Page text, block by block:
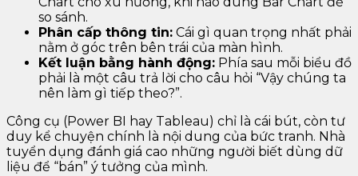
so sánh.
Phân cấp thông tin: Cái gì quan trọng nhất phải
nằm ở góc trên bên trái của màn hình.
Kết luận bằng hành động: Phía sau mỗi biểu đồ
phải là một câu trả lời cho câu hỏi “Vậy chúng ta
nên làm gì tiếp theo?”.
Công cụ (Power BI hay Tableau) chỉ là cái bút, còn tư
duy kể chuyện chính là nội dung của bức tranh. Nhà
tuyển dụng đánh giá cao những người biết dùng dữ
liệu để “bán” ý tưởng của mình.